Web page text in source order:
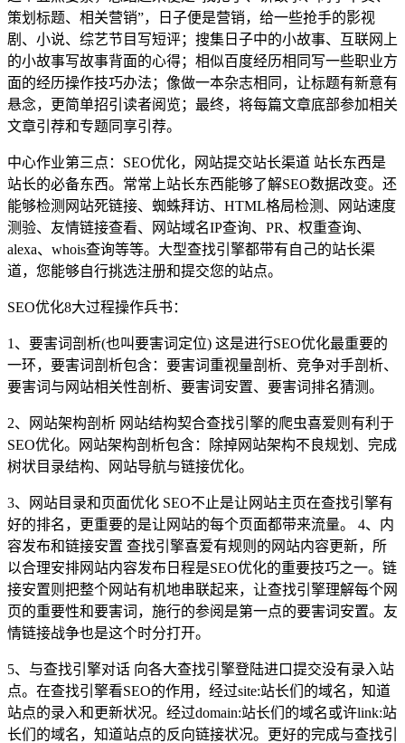
策划标题、相关营销”，日子便是营销，给一些抢手的影视
剧、小说、综艺节目写短评；搜集日子中的小故事、互联网上
的小故事写故事背面的心得；相似百度经历相同写一些职业方
面的经历操作技巧办法；像做一本杂志相同，让标题有新意有
悬念，更简单招引读者阅览；最终，将每篇文章底部参加相关
文章引荐和专题同享引荐。
中心作业第三点：SEO优化，网站提交站长渠道 站长东西是
站长的必备东西。常常上站长东西能够了解SEO数据改变。还
能够检测网站死链接、蜘蛛拜访、HTML格局检测、网站速度
测验、友情链接查看、网站域名IP查询、PR、权重查询、
alexa、whois查询等等。大型查找引擎都带有自己的站长渠
道，您能够自行挑选注册和提交您的站点。
SEO优化8大过程操作兵书：
1、要害词剖析(也叫要害词定位) 这是进行SEO优化最重要的
一环，要害词剖析包含：要害词重视量剖析、竞争对手剖析、
要害词与网站相关性剖析、要害词安置、要害词排名猜测。
2、网站架构剖析 网站结构契合查找引擎的爬虫喜爱则有利于
SEO优化。网站架构剖析包含：除掉网站架构不良规划、完成
树状目录结构、网站导航与链接优化。
3、网站目录和页面优化 SEO不止是让网站主页在查找引擎有
好的排名，更重要的是让网站的每个页面都带来流量。 4、内
容发布和链接安置 查找引擎喜爱有规则的网站内容更新，所
以合理安排网站内容发布日程是SEO优化的重要技巧之一。链
接安置则把整个网站有机地串联起来，让查找引擎理解每个网
页的重要性和要害词，施行的参阅是第一点的要害词安置。友
情链接战争也是这个时分打开。
5、与查找引擎对话 向各大查找引擎登陆进口提交没有录入站
点。在查找引擎看SEO的作用，经过site:站长们的域名，知道
站点的录入和更新状况。经过domain:站长们的域名或许link:站
长们的域名，知道站点的反向链接状况。更好的完成与查找引